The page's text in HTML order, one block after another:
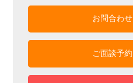
お問合わせ
ご面談予約